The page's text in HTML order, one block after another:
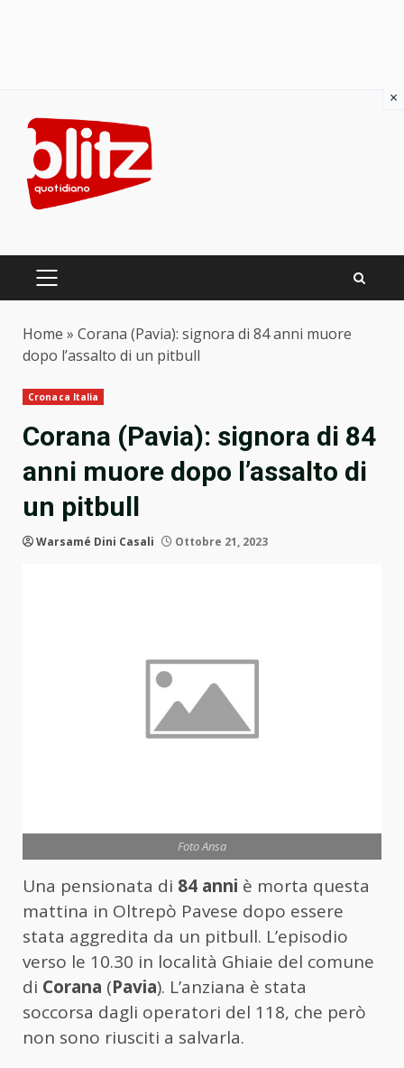
content
PRIMARY
Home » Corana (Pavia): signora di 84 anni muore
dopo l’assalto di un pitbull
Cronaca Italia
Corana (Pavia): signora di 84
anni muore dopo l’assalto di
un pitbull
Warsamé Dini Casali Ottobre 21, 2023
Foto Ansa
Una pensionata di 84 anni è morta questa
mattina in Oltrepò Pavese dopo essere
stata aggredita da un pitbull. L’episodio
verso le 10.30 in località Ghiaie del comune
di Corana (Pavia). L’anziana è stata
soccorsa dagli operatori del 118, che però
non sono riusciti a salvarla.
×